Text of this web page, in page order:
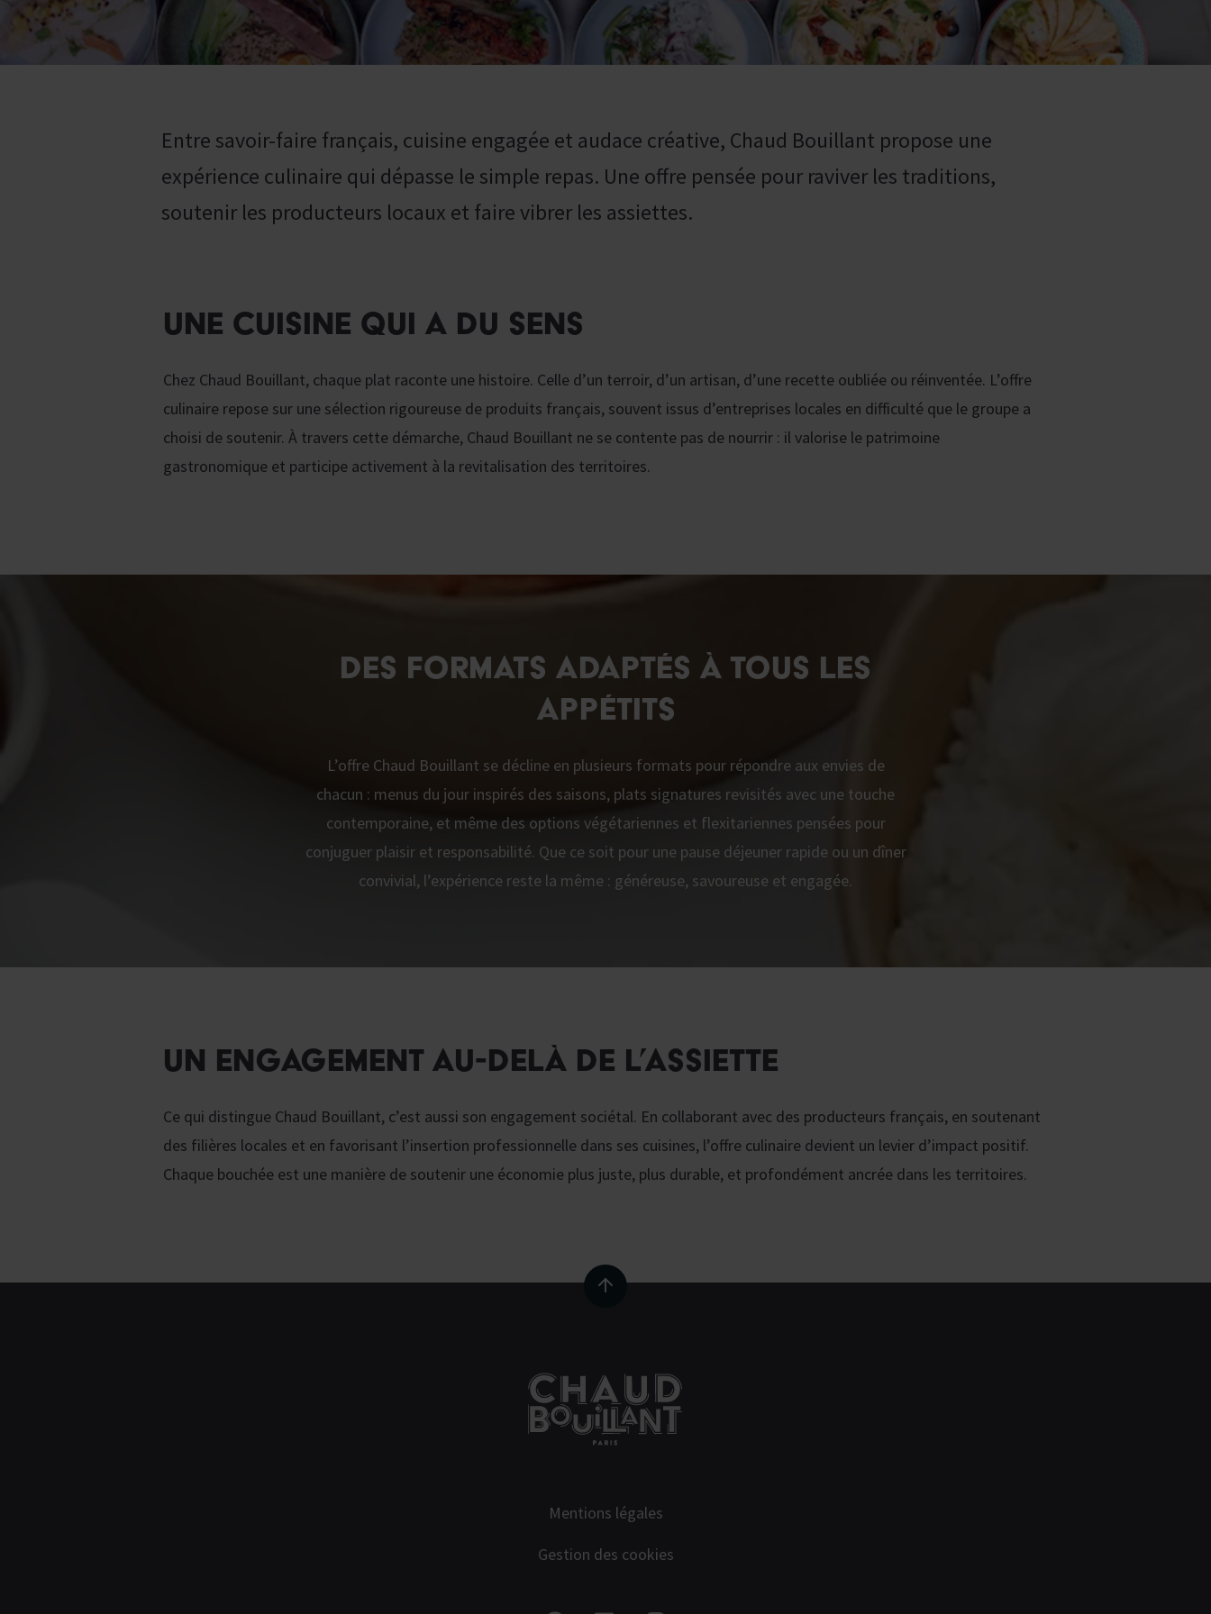
Entre savoir-faire français, cuisine engagée et audace créative, Chaud Bouillant propose une
expérience culinaire qui dépasse le simple repas. Une offre pensée pour raviver les traditions,
soutenir les producteurs locaux et faire vibrer les assiettes.
UNE CUISINE QUI A DU SENS
Chez Chaud Bouillant, chaque plat raconte une histoire. Celle d’un terroir, d’un artisan, d’une recette oubliée ou réinventée. L’offre
culinaire repose sur une sélection rigoureuse de produits français, souvent issus d’entreprises locales en difficulté que le groupe a
choisi de soutenir. À travers cette démarche, Chaud Bouillant ne se contente pas de nourrir : il valorise le patrimoine
gastronomique et participe activement à la revitalisation des territoires.
DES FORMATS ADAPTÉS À TOUS LES
APPÉTITS
L’offre Chaud Bouillant se décline en plusieurs formats pour répondre aux envies de
chacun : menus du jour inspirés des saisons, plats signatures revisités avec une touche
contemporaine, et même des options végétariennes et flexitariennes pensées pour
conjuguer plaisir et responsabilité. Que ce soit pour une pause déjeuner rapide ou un dîner
convivial, l’expérience reste la même : généreuse, savoureuse et engagée.
UN ENGAGEMENT AU-DELÀ DE L’ASSIETTE
Ce qui distingue Chaud Bouillant, c’est aussi son engagement sociétal. En collaborant avec des producteurs français, en soutenant
des filières locales et en favorisant l’insertion professionnelle dans ses cuisines, l’offre culinaire devient un levier d’impact positif.
Chaque bouchée est une manière de soutenir une économie plus juste, plus durable, et profondément ancrée dans les territoires.
Mentions légales
Gestion des cookies